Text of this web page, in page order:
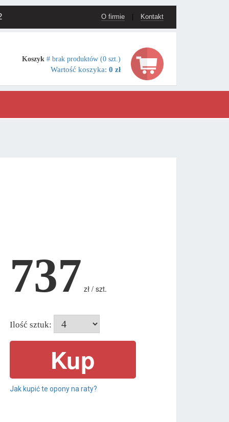
O firmie Kontakt
Koszyk # brak produktów (0 szt.)
Wartość koszyka: 0 zł
737 zł / szt.
Ilość sztuk:
Jak kupić te opony na raty?